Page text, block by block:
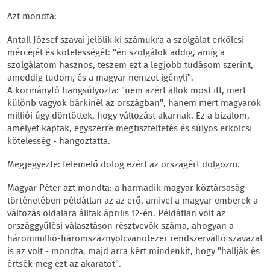
Azt mondta:
Antall József szavai jelölik ki számukra a szolgálat erkölcsi
mércéjét és kötelességét: "én szolgálok addig, amíg a
szolgálatom hasznos, teszem ezt a legjobb tudásom szerint,
ameddig tudom, és a magyar nemzet igényli".
A kormányfő hangsúlyozta: "nem azért állok most itt, mert
különb vagyok bárkinél az országban", hanem mert magyarok
milliói úgy döntöttek, hogy változást akarnak. Ez a bizalom,
amelyet kaptak, egyszerre megtiszteltetés és súlyos erkölcsi
kötelesség - hangoztatta.
Megjegyezte: felemelő dolog ezért az országért dolgozni.
Magyar Péter azt mondta: a harmadik magyar köztársaság
történetében példátlan az az erő, amivel a magyar emberek a
változás oldalára álltak április 12-én. Példátlan volt az
országgyűlési választáson résztvevők száma, ahogyan a
hárommillió-háromszáznyolcvanötezer rendszerváltó szavazat
is az volt - mondta, majd arra kért mindenkit, hogy "hallják és
értsék meg ezt az akaratot".